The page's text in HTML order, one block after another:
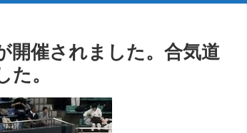
開催されました。合気道
。